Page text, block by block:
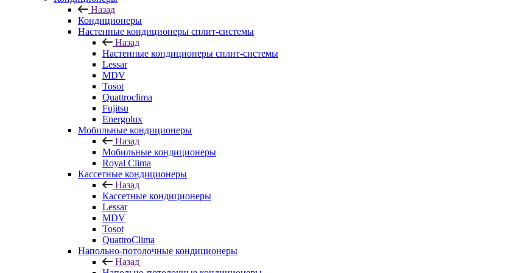
Назад
Кондиционеры
Настенные кондиционеры сплит-системы
Назад
Настенные кондиционеры сплит-системы
Lessar
MDV
Tosot
Quattroclima
Fujitsu
Energolux
Мобильные кондиционеры
Назад
Мобильные кондиционеры
Royal Clima
Кассетные кондиционеры
Назад
Кассетные кондиционеры
Lessar
MDV
Tosot
QuattroClima
Напольно-потолочные кондиционеры
Назад